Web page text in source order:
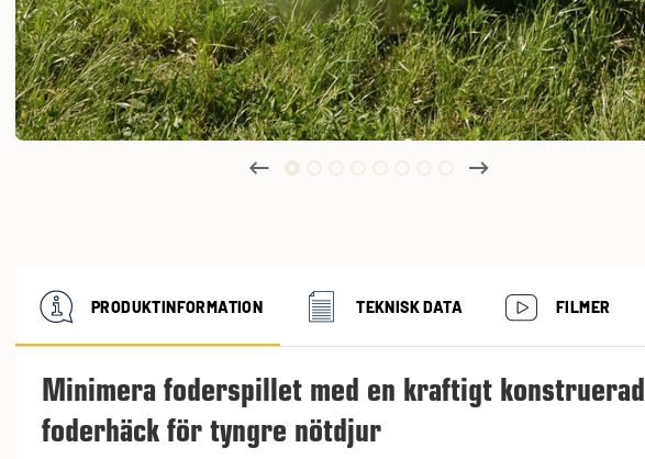
PRODUKTINFORMATION TEKNISK DATA FILMER
Minimera foderspillet med en kraftigt konstruerad
foderhäck för tyngre nötdjur